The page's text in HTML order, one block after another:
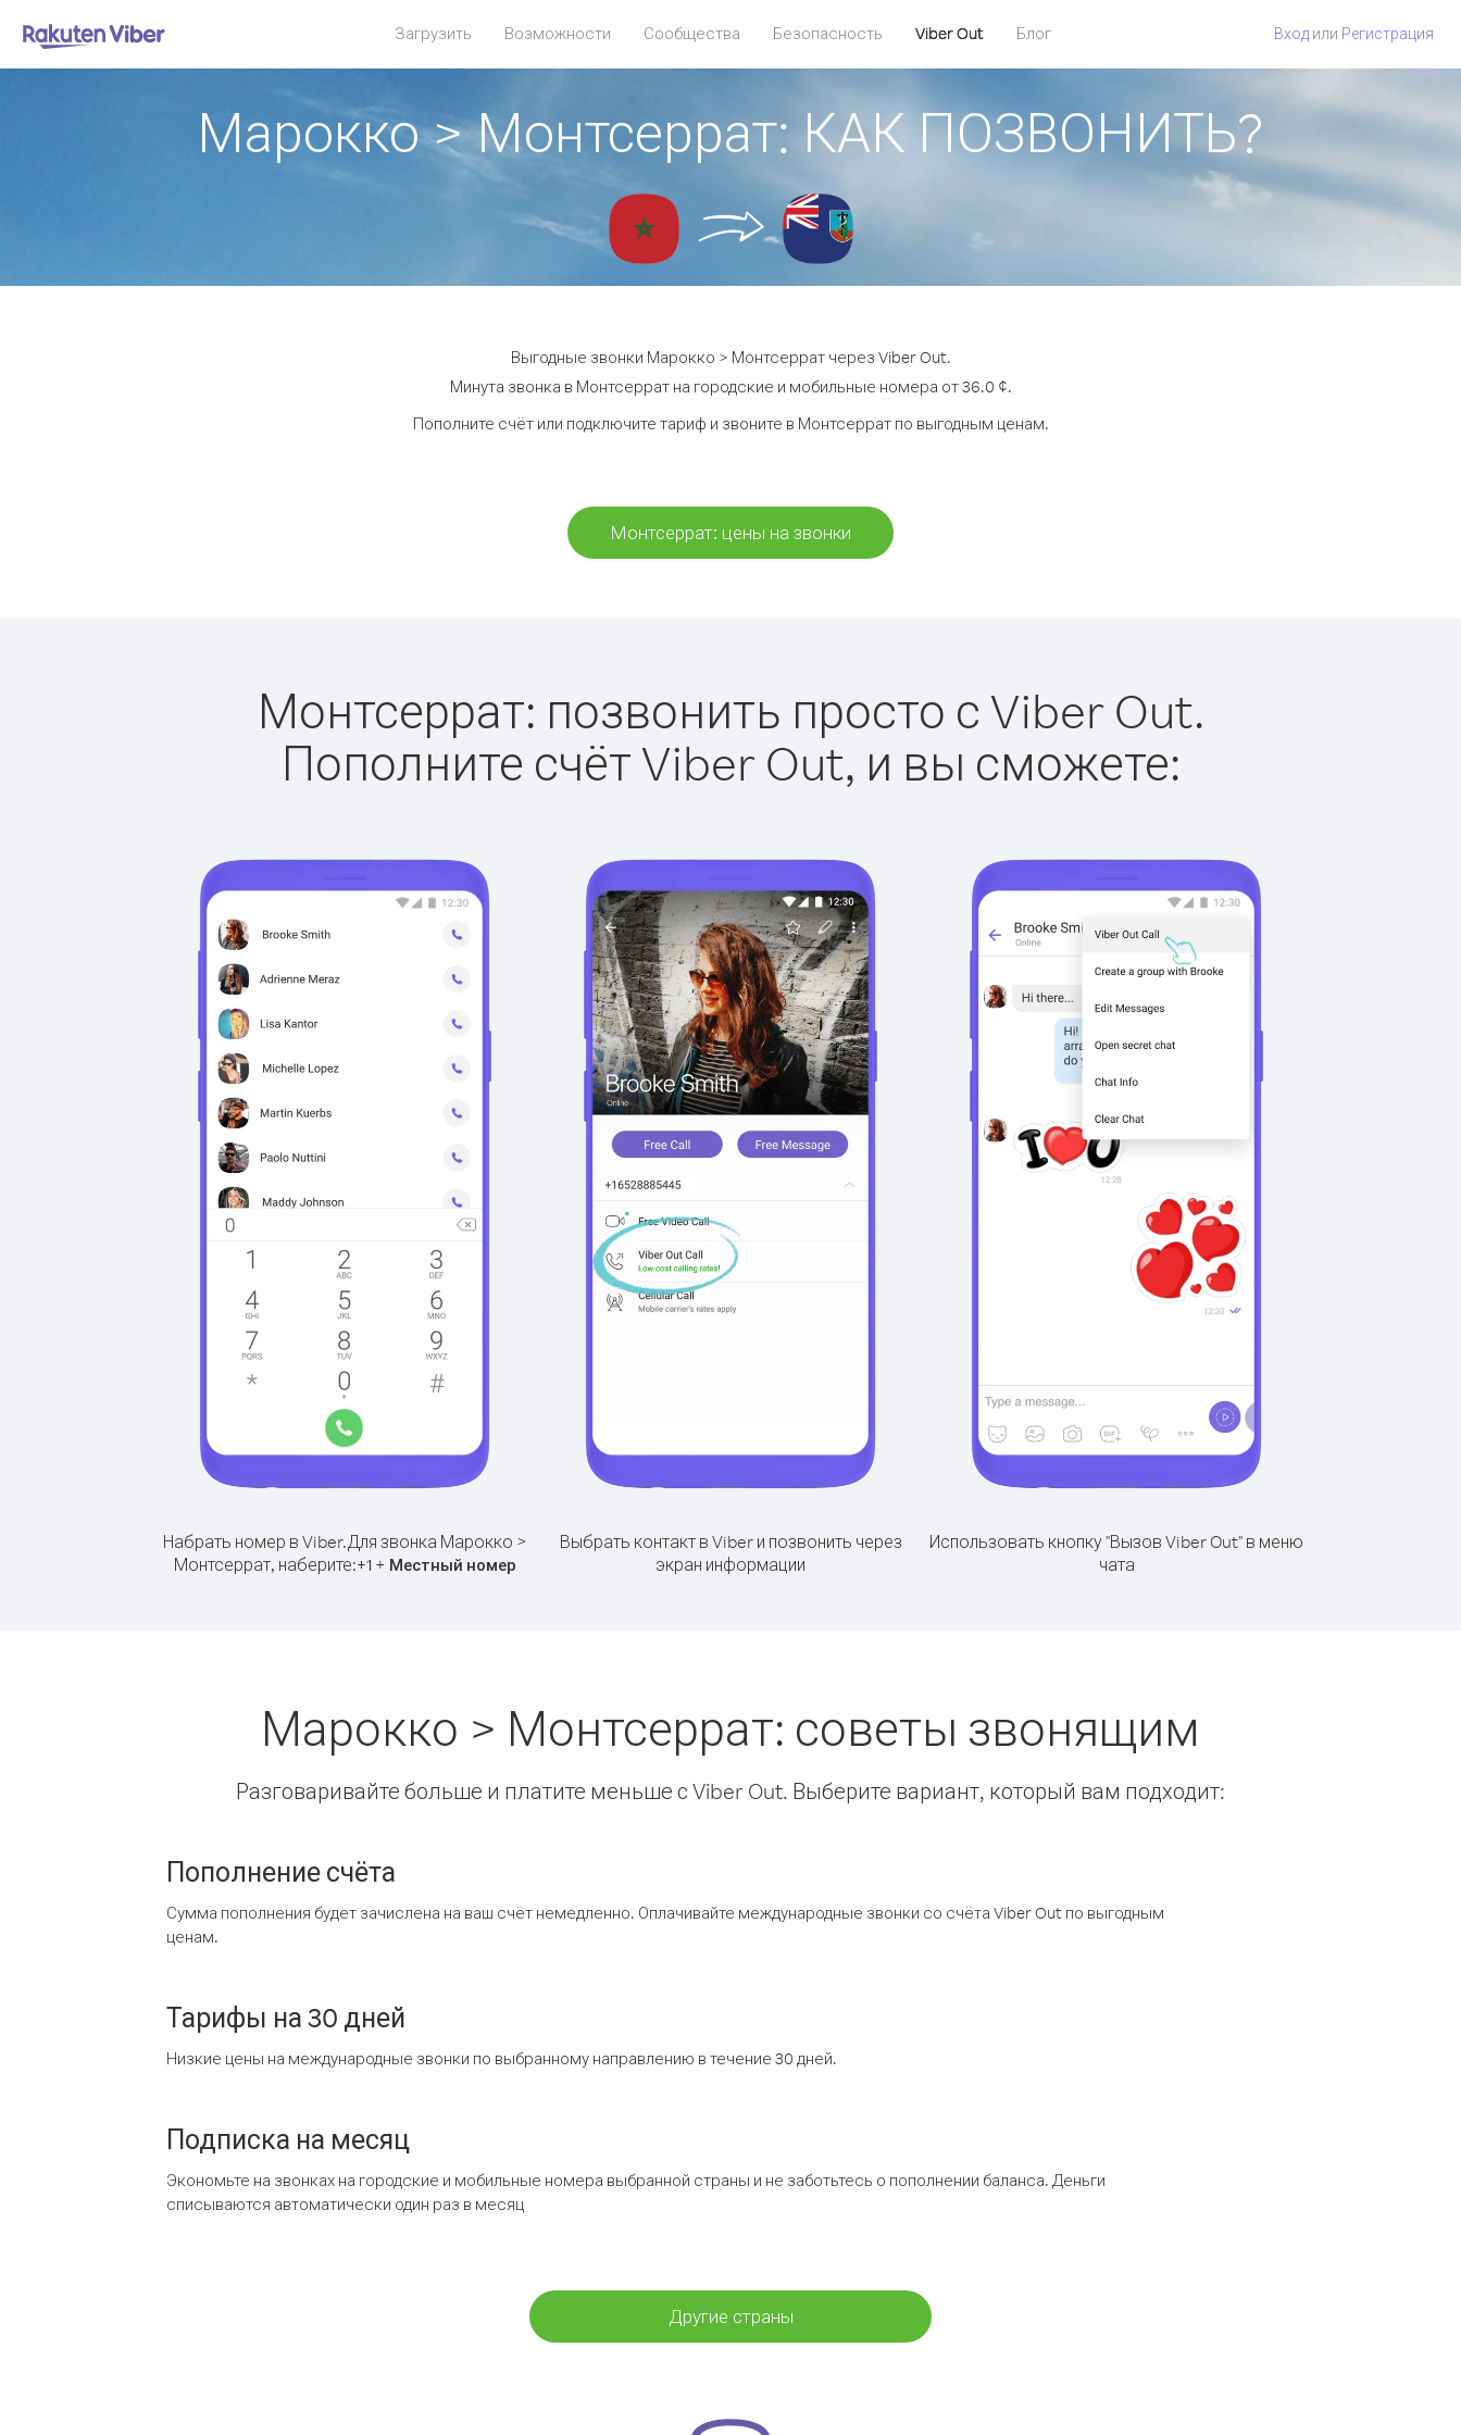
Загрузить Возможности Сообщества Безопасность Viber Out Блог Вход или Регистрация
Марокко > Монтсеррат: КАК ПОЗВОНИТЬ?
Выгодные звонки Марокко > Монтсеррат через Viber Out.
Минута звонка в Монтсеррат на городские и мобильные номера от 36.0 ¢.
Пополните счёт или подключите тариф и звоните в Монтсеррат по выгодным ценам.
Монтсеррат: цены на звонки
Монтсеррат: позвонить просто с Viber Out.
Пополните счёт Viber Out, и вы сможете:
Набрать номер в Viber.Для звонка Марокко >
Монтсеррат, наберите:+1+ Местный номер
Выбрать контакт в Viber и позвонить через
экран информации
Использовать кнопку "Вызов Viber Out" в меню
чата
Марокко > Монтсеррат: советы звонящим
Разговаривайте больше и платите меньше с Viber Out. Выберите вариант, который вам подходит:
Пополнение счёта
Сумма пополнения будет зачислена на ваш счёт немедленно. Оплачивайте международные звонки со счёта Viber Out по выгодным
ценам.
Тарифы на 30 дней
Низкие цены на международные звонки по выбранному направлению в течение 30 дней.
Подписка на месяц
Экономьте на звонках на городские и мобильные номера выбранной страны и не заботьтесь о пополнении баланса. Деньги
списываются автоматически один раз в месяц
Другие страны